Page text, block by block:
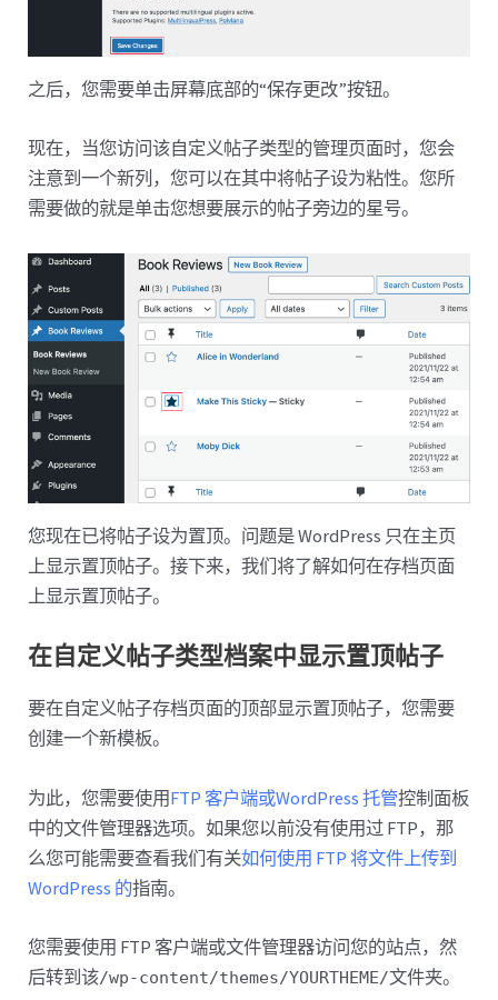
之后，您需要单击屏幕底部的“保存更改”按钮。
现在，当您访问该自定义帖子类型的管理页面时，您会
注意到一个新列，您可以在其中将帖子设为粘性。您所
需要做的就是单击您想要展示的帖子旁边的星号。
您现在已将帖子设为置顶。问题是 WordPress 只在主页
上显示置顶帖子。接下来，我们将了解如何在存档页面
上显示置顶帖子。
在自定义帖子类型档案中显示置顶帖子
要在自定义帖子存档页面的顶部显示置顶帖子，您需要
创建一个新模板。
为此，您需要使用FTP 客户端或WordPress 托管控制面板
中的文件管理器选项。如果您以前没有使用过 FTP，那
么您可能需要查看我们有关如何使用 FTP 将文件上传到
WordPress 的指南。
您需要使用 FTP 客户端或文件管理器访问您的站点，然
后转到该/wp-content/themes/YOURTHEME/文件夹​​。